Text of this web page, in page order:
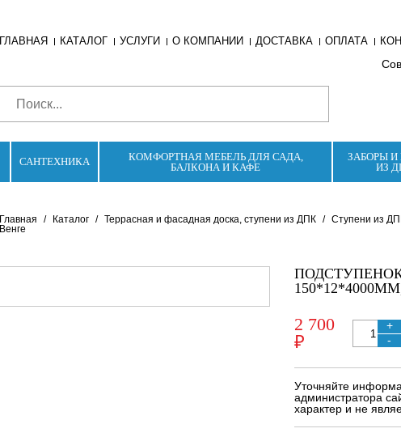
ГЛАВНАЯ КАТАЛОГ УСЛУГИ О КОМПАНИИ ДОСТАВКА ОПЛАТА
САНТЕХНИКА
КОМФОРТНАЯ МЕБЕЛЬ ДЛЯ САДА,
БАЛКОНА И КАФЕ
ЗАБОРЫ И
ИЗ
Главная / Каталог / Террасная и фасадная доска, ступени из ДПК / Ступени из
Венге
ПОДСТУПЕНОК
2 700
₽
+
-
Уточняйте
администратора
характер и не